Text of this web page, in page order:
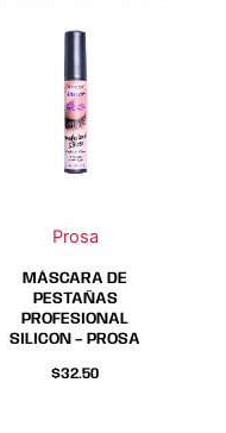
Prosa
MÁSCARA DE
PESTAÑAS
PROFESIONAL
SILICON – PROSA
$32.50